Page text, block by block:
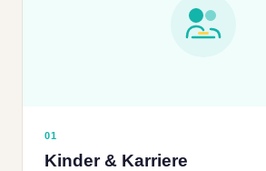
01
Kinder & Karriere